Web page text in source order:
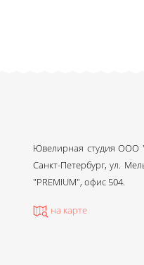
Ювелирная студия ООО
Санкт-Петербург, ул.
"PREMIUM", офис 504.
на карте